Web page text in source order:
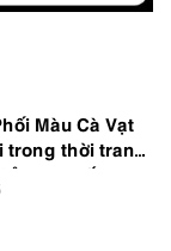
Màu Cà Vạt
trong thời trang